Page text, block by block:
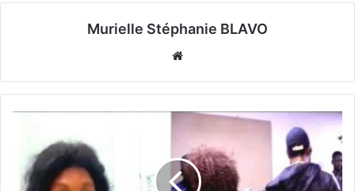
Murielle Stéphanie BLAVO